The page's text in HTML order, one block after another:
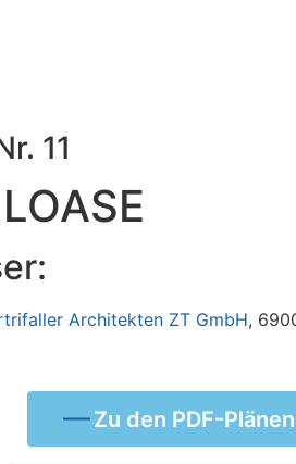
11
Architekten ZT GmbH,
Zu den PDF-Plänen